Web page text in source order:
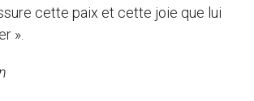
cette paix et cette joie que lui
».